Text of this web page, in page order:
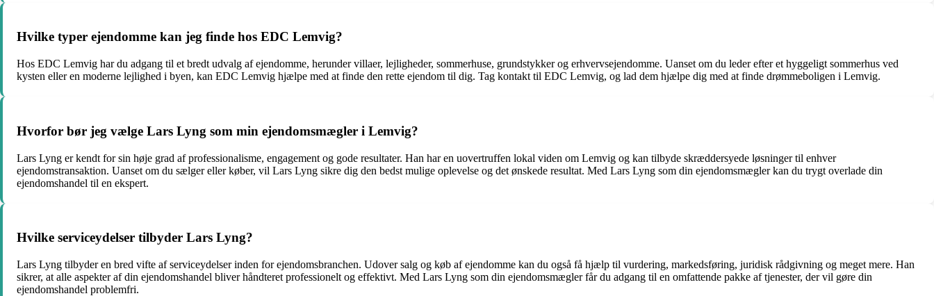
Hvilke typer ejendomme kan jeg finde hos EDC Lemvig?
Hos EDC Lemvig har du adgang til et bredt udvalg af ejendomme, herunder villaer, lejligheder, sommerhuse, grundstykker og erhvervsejendomme. Uanset om du leder efter et hyggeligt sommerhus ved
kysten eller en moderne lejlighed i byen, kan EDC Lemvig hjælpe med at finde den rette ejendom til dig. Tag kontakt til EDC Lemvig, og lad dem hjælpe dig med at finde drømmeboligen i Lemvig.
Hvorfor bør jeg vælge Lars Lyng som min ejendomsmægler i Lemvig?
Lars Lyng er kendt for sin høje grad af professionalisme, engagement og gode resultater. Han har en uovertruffen lokal viden om Lemvig og kan tilbyde skræddersyede løsninger til enhver
ejendomstransaktion. Uanset om du sælger eller køber, vil Lars Lyng sikre dig den bedst mulige oplevelse og det ønskede resultat. Med Lars Lyng som din ejendomsmægler kan du trygt overlade din
ejendomshandel til en ekspert.
Hvilke serviceydelser tilbyder Lars Lyng?
Lars Lyng tilbyder en bred vifte af serviceydelser inden for ejendomsbranchen. Udover salg og køb af ejendomme kan du også få hjælp til vurdering, markedsføring, juridisk rådgivning og meget mere. Han
sikrer, at alle aspekter af din ejendomshandel bliver håndteret professionelt og effektivt. Med Lars Lyng som din ejendomsmægler får du adgang til en omfattende pakke af tjenester, der vil gøre din
ejendomshandel problemfri.